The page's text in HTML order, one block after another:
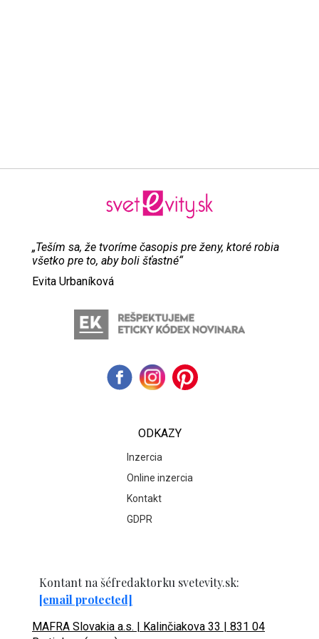
„Teším sa, že tvoríme časopis pre ženy, ktoré robia
všetko pre to, aby boli šťastné“
Evita Urbaníková
ODKAZY
Inzercia
Online inzercia
Kontakt
GDPR
Kontant na šéfredaktorku svetevity.sk:
[email protected]
MAFRA Slovakia a.s. | Kalinčiakova 33 | 831 04